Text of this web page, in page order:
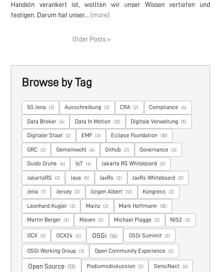
Handeln verankert ist, wollten wir unser Wissen vertiefen und
festigen. Darum hat unser... [more]
Older Posts »
Browse by Tag
5G Jena (3) Ausschreibung (3) CRA (2) Compliance (4)
Data Broker (4) Data In Motion (12) Digitale Verwaltung (5)
Digitaler Staat (2) EMF (3) Eclipse Foundation (10)
GRC (2) Gemeinwohl (4) Github (2) Governance (3)
Guido Grune (4) IoT (4) Jakarta RS Whiteboard (2)
JakartaRS (2) Java (5) JaxRs (2) JaxRs Whiteboard (2)
Jena (7) Jersey (2) Jürgen Albert (12) Kongress (2)
Leonhard Kugler (2) Mainz (2) Mark Hoffmann (10)
Martin Berger (2) Maven (2) Michael Plagge (2) NIS2 (2)
OCX (2) OCX24 (2) OSGi (16) OSGi Summit (2)
OSGi Working Group (3) Open Community Experience (2)
Open Source (13) Podiumsdiskussion (2) SensiNact (4)